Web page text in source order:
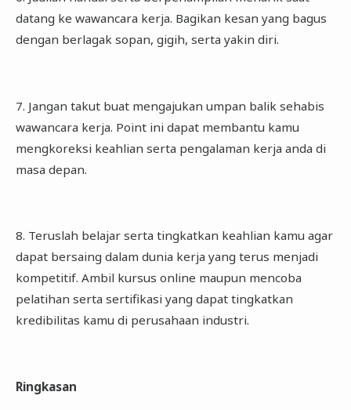
datang ke wawancara kerja. Bagikan kesan yang bagus
dengan berlagak sopan, gigih, serta yakin diri.
7. Jangan takut buat mengajukan umpan balik sehabis
wawancara kerja. Point ini dapat membantu kamu
mengkoreksi keahlian serta pengalaman kerja anda di
masa depan.
8. Teruslah belajar serta tingkatkan keahlian kamu agar
dapat bersaing dalam dunia kerja yang terus menjadi
kompetitif. Ambil kursus online maupun mencoba
pelatihan serta sertifikasi yang dapat tingkatkan
kredibilitas kamu di perusahaan industri.
Ringkasan